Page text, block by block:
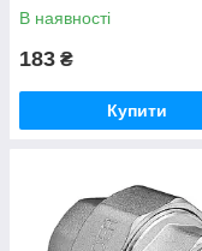
В наявності
183 ₴
Купити